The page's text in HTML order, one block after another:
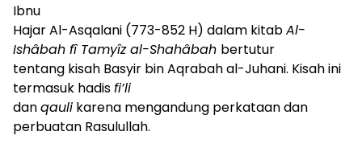
Ibnu
Hajar Al-Asqalani (773-852 H) dalam kitabAl-
Ishâbah fî Tamyîz al-Shahâbah bertutur
tentang kisah Basyir bin Aqrabah al-Juhani. Kisah ini
termasuk hadisfi’li
danqauli karena mengandung perkataan dan
perbuatan Rasulullah.